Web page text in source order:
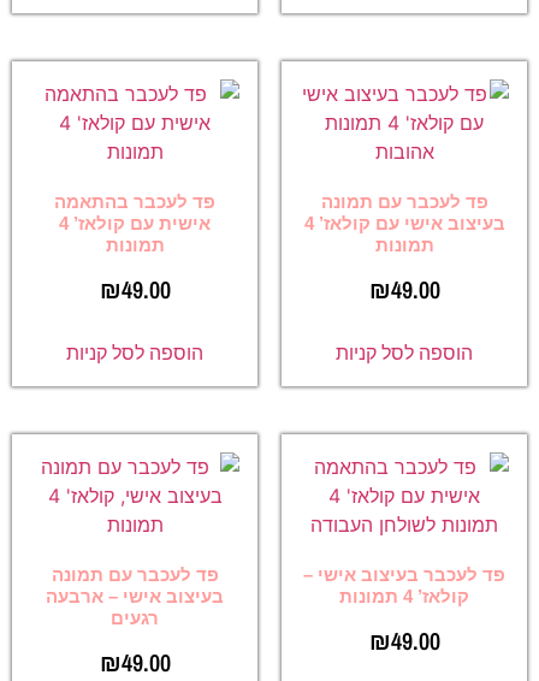
פד לעכבר עם תמונה
בעיצוב אישי עם קולאז’ 4
תמונות
₪49.00
הוספה לסל קניות
פד לעכבר בהתאמה
אישית עם קולאז’ 4
תמונות
₪49.00
הוספה לסל קניות
פד לעכבר בעיצוב אישי –
קולאז’ 4 תמונות
₪49.00
פד לעכבר עם תמונה
בעיצוב אישי – ארבעה
רגעים
₪49.00